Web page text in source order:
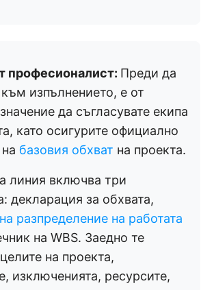
професионалист: Преди да
изпълнението, е от
да съгласувате екипа
като осигурите официално
базовия обхват на проекта.
линия включва три
декларация за обхвата,
разпределение на работата
на WBS. Заедно те
на проекта,
изключенията, ресурсите,